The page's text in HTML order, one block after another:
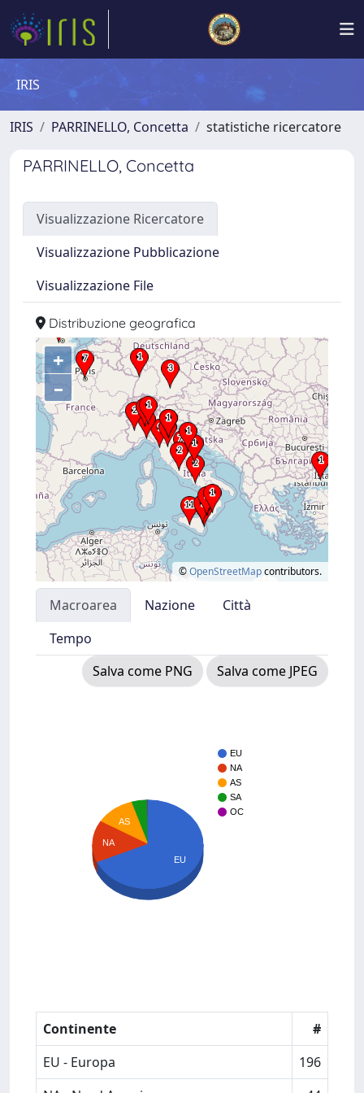
IRIS
IRIS PARRINELLO, Concetta statistiche ricercatore
PARRINELLO, Concetta
Visualizzazione Ricercatore
Visualizzazione Pubblicazione
Visualizzazione File
Distribuzione geografica
+
–
©OpenStreetMapcontributors.
Macroarea Nazione
Città
Tempo
Salva come PNG
Salva come JPEG
EU
NA
AS
SA
OC
AS
NA
EU
Continente
#
EU - Europa
196